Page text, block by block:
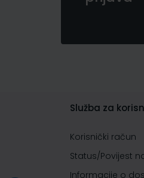
Služba za
Korisnički račun
Status/Povijest
Informacije o